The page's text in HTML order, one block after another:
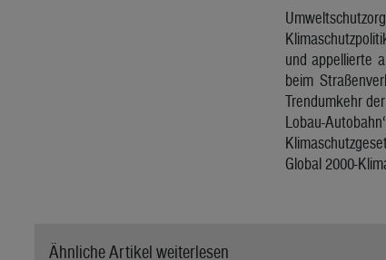
und appellierte
beim
Trendumkehr
Lobau-
Global 2000-
Ähnliche Artikel weiterlesen